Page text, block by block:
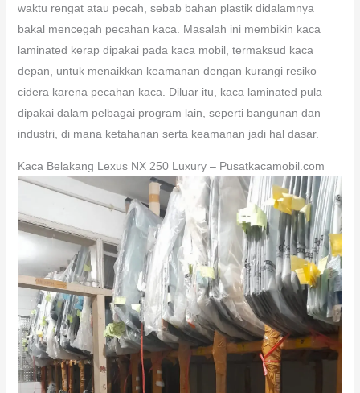
waktu rengat atau pecah, sebab bahan plastik didalamnya
bakal mencegah pecahan kaca. Masalah ini membikin kaca
laminated kerap dipakai pada kaca mobil, termaksud kaca
depan, untuk menaikkan keamanan dengan kurangi resiko
cidera karena pecahan kaca. Diluar itu, kaca laminated pula
dipakai dalam pelbagai program lain, seperti bangunan dan
industri, di mana ketahanan serta keamanan jadi hal dasar.
Kaca Belakang Lexus NX 250 Luxury – Pusatkacamobil.com